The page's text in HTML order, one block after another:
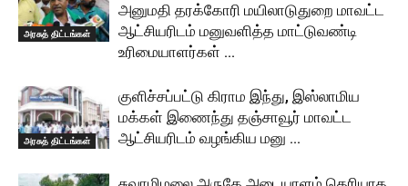
அரசுத் திட்டங்கள்
அனுமதி தரக்கோரி மயிலாடுதுறை மாவட்ட
ஆட்சியரிடம் மனுவளித்த மாட்டுவண்டி
உரிமையாளர்கள் …
அரசுத் திட்டங்கள்
குளிச்சப்பட்டு கிராம இந்து, இஸ்லாமிய
மக்கள் இணைந்து தஞ்சாவூர் மாவட்ட
ஆட்சியரிடம் வழங்கிய மனு …